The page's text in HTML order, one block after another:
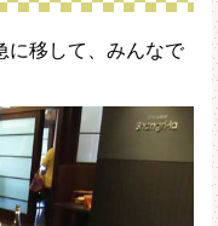
に移して、みんなで